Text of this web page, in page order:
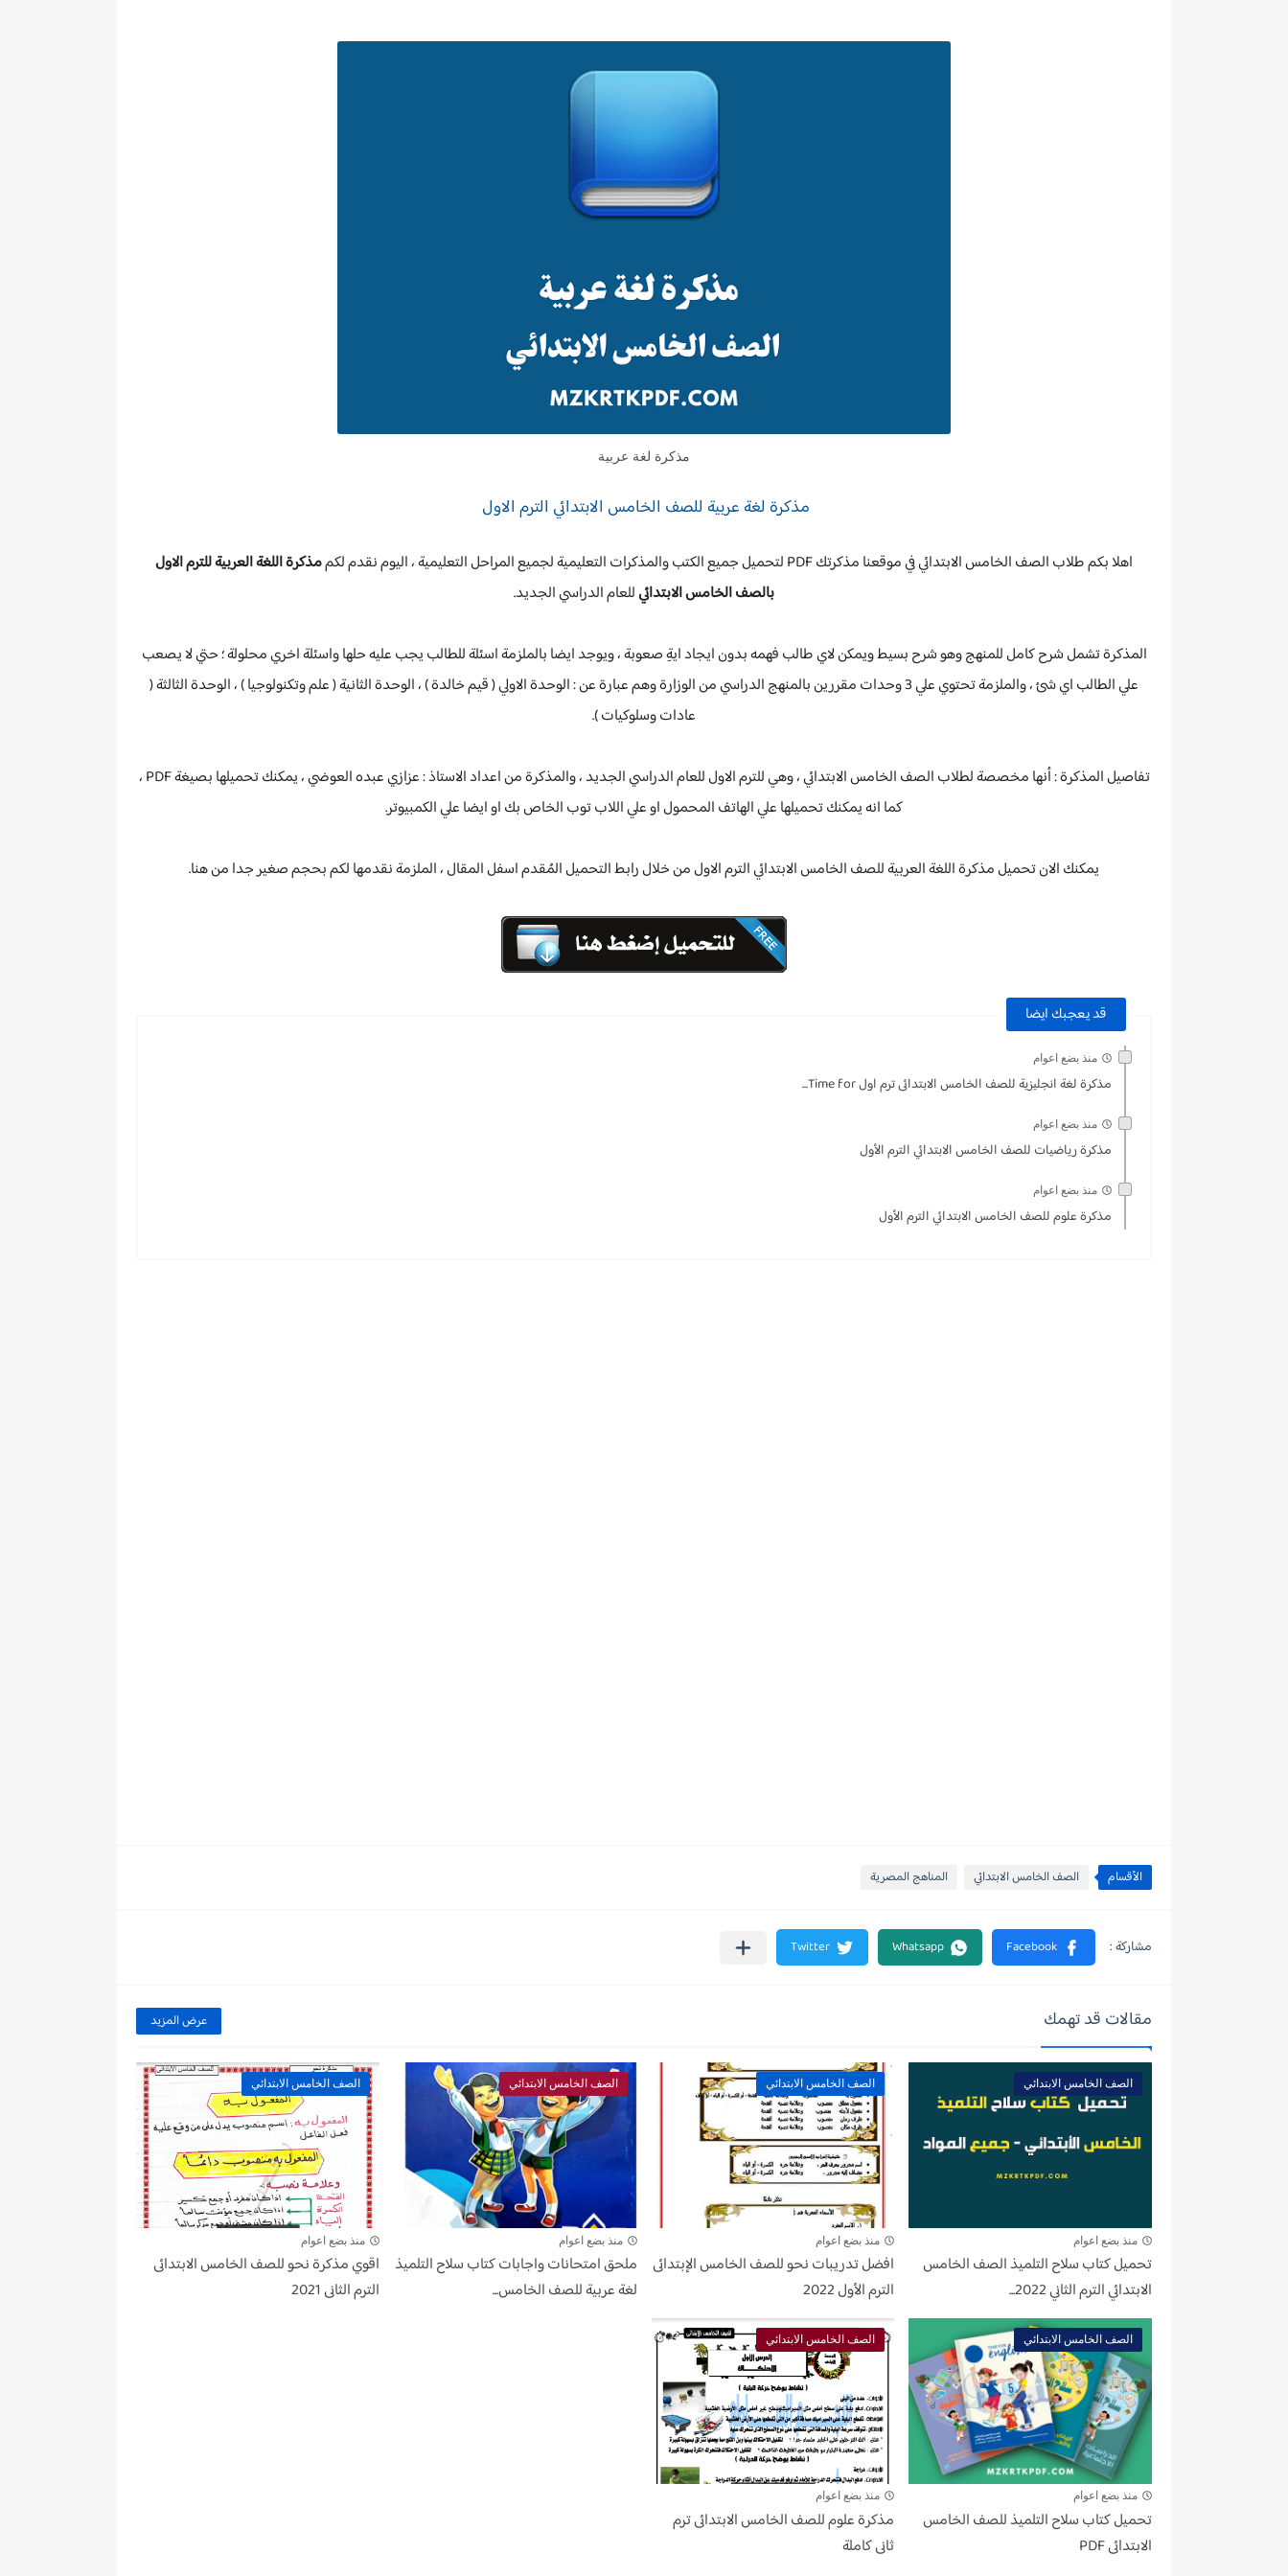
مذكرة لغة عربية
مذكرة لغة عربية للصف الخامس الابتدائي الترم الاول
اهلا بكم طلاب الصف الخامس الابتدائي في موقعنا مذكرتك PDF لتحميل جميع الكتب والمذكرات التعليمية لجميع المراحل التعليمية ، اليوم نقدم لكم
مذكرة اللغة العربية للترم الاول
بالصف الخامس الابتدائيللعام الدراسي الجديد.
المذكرة تشمل شرح كامل للمنهج وهو شرح بسيط ويمكن لاي طالب فهمه بدون ايجاد ايةِ صعوبة ، ويوجد ايضا بالملزمة اسئلة للطالب يجب عليه حلها واسئلة اخري محلولة ؛ حتي لا يصعب
علي الطالب اي شئ ، والملزمة تحتوي علي 3 وحدات مقررين بالمنهج الدراسي من الوزارة وهم عبارة عن : الوحدة الاولي ( قيم خالدة ) ، الوحدة الثانية ( علم وتكنولوجيا ) ، الوحدة الثالثة (
عادات وسلوكيات ).
تفاصيل المذكرة : أنها مخصصة لطلاب الصف الخامس الابتدائي ، وهي للترم الاول للعام الدراسي الجديد ، والمذكرة من اعداد الاستاذ : عزازي عبده العوضي ، يمكنك تحميلها بصيغة PDF ،
كما انه يمكنك تحميلها علي الهاتف المحمول او علي اللاب توب الخاص بك او ايضا علي الكمبيوتر.
يمكنك الان تحميل مذكرة اللغة العربية للصف الخامس الابتدائي الترم الاول من خلال رابط التحميل المُقدم اسفل المقال ، الملزمة نقدمها لكم بحجم صغير جدا من هنا.
قد يعجبك ايضا
منذ بضع اعوام
مذكرة لغة انجليزية للصف الخامس الابتدائى ترم اول Time for...
منذ بضع اعوام
مذكرة رياضيات للصف الخامس الابتدائي الترم الأول
منذ بضع اعوام
مذكرة علوم للصف الخامس الابتدائي الترم الأول
الأقسام الصف الخامس الابتدائي المناهج المصرية
مقالات قد تهمك عرض المزيد
الصف الخامس الابتدائي
منذ بضع اعوام
تحميل كتاب سلاح التلميذ الصف الخامس
الابتدائي الترم الثاني 2022...
الصف الخامس الابتدائي
منذ بضع اعوام
افضل تدريبات نحو للصف الخامس الإبتدائى
الترم الأول 2022
الصف الخامس الابتدائي
منذ بضع اعوام
ملحق امتحانات واجابات كتاب سلاح التلميذ
لغة عربية للصف الخامس...
الصف الخامس الابتدائي
منذ بضع اعوام
اقوي مذكرة نحو للصف الخامس الابتدائى
الترم الثانى 2021
الصف الخامس الابتدائي
منذ بضع اعوام
تحميل كتاب سلاح التلميذ للصف الخامس
الابتدائى PDF
الصف الخامس الابتدائي
منذ بضع اعوام
مذكرة علوم للصف الخامس الابتدائى ترم
ثانى كاملة